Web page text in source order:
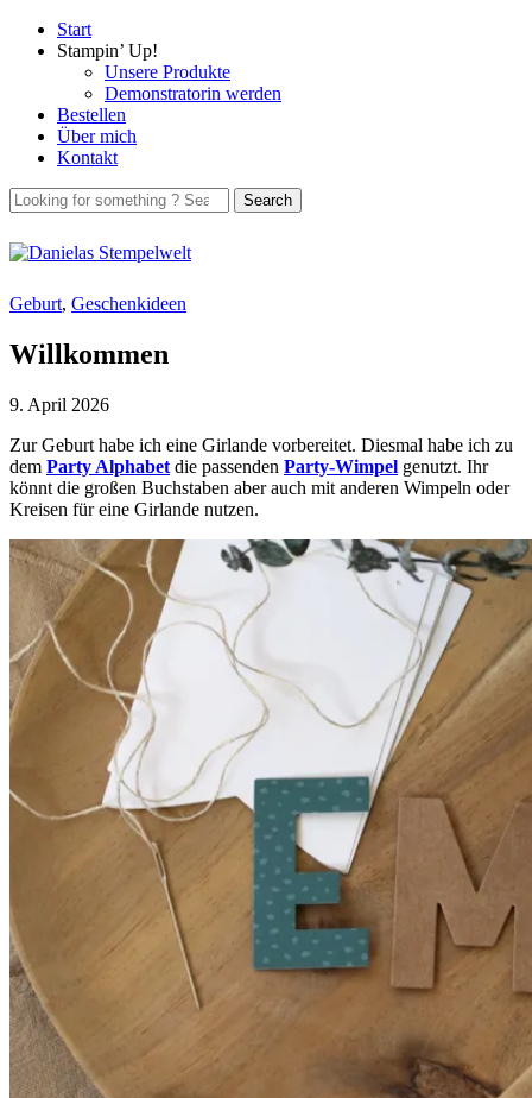
Start
Stampin’ Up!
Unsere Produkte
Demonstratorin werden
Bestellen
Über mich
Kontakt
Geburt, Geschenkideen
Willkommen
9. April 2026
Zur Geburt habe ich eine Girlande vorbereitet. Diesmal habe ich zu
dem Party Alphabet die passenden Party-Wimpel genutzt. Ihr
könnt die großen Buchstaben aber auch mit anderen Wimpeln oder
Kreisen für eine Girlande nutzen.